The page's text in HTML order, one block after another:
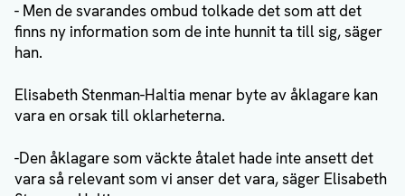
- Men de svarandes ombud tolkade det som att det
finns ny information som de inte hunnit ta till sig, säger
han.
Elisabeth Stenman-Haltia menar byte av åklagare kan
vara en orsak till oklarheterna.
-Den åklagare som väckte åtalet hade inte ansett det
vara så relevant som vi anser det vara, säger Elisabeth